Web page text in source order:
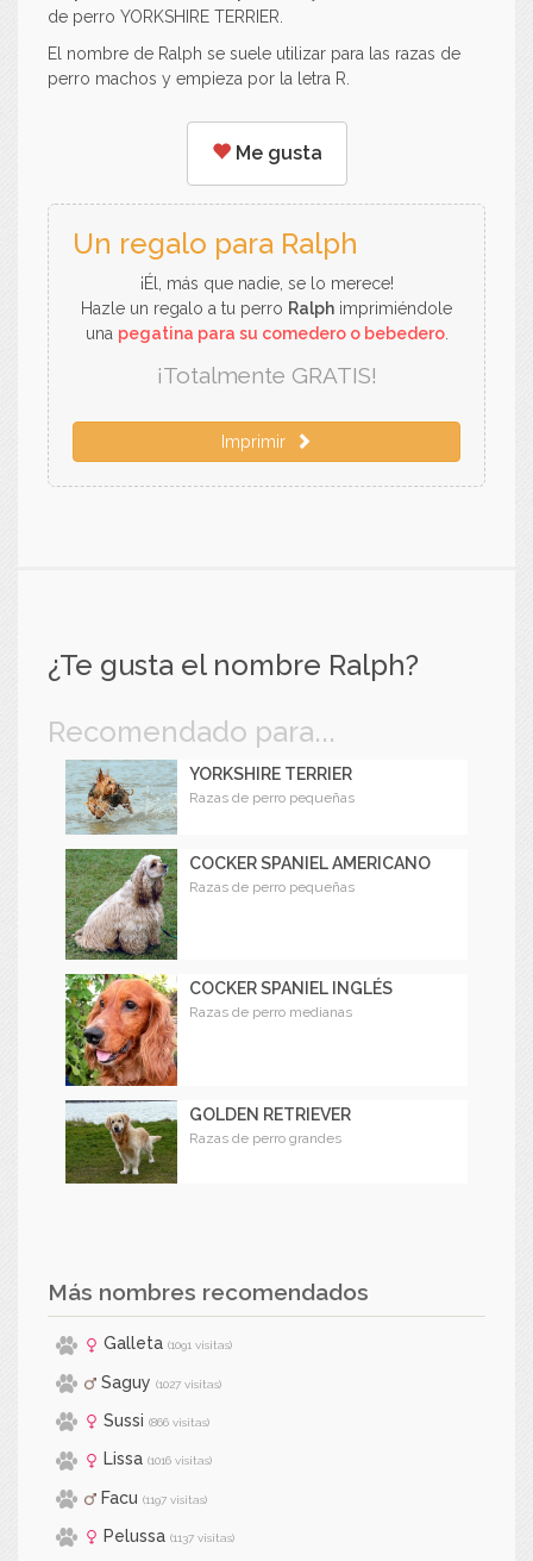
de perro YORKSHIRE TERRIER.
El nombre de Ralph se suele utilizar para las razas de
perro machos y empieza por la letra R.
Me gusta
Un regalo para Ralph
¡Él, más que nadie, se lo merece!
Hazle un regalo a tu perro Ralph imprimiéndole
una pegatina para su comedero o bebedero.
¡Totalmente GRATIS!
Imprimir
¿Te gusta el nombre Ralph?
Recomendado para...
YORKSHIRE TERRIER
Razas de perro pequeñas
COCKER SPANIEL AMERICANO
Razas de perro pequeñas
COCKER SPANIEL INGLÉS
Razas de perro medianas
GOLDEN RETRIEVER
Razas de perro grandes
Más nombres recomendados
Galleta (1091 visitas)
Saguy (1027 visitas)
Sussi (866 visitas)
Lissa (1016 visitas)
Facu (1197 visitas)
Pelussa (1137 visitas)